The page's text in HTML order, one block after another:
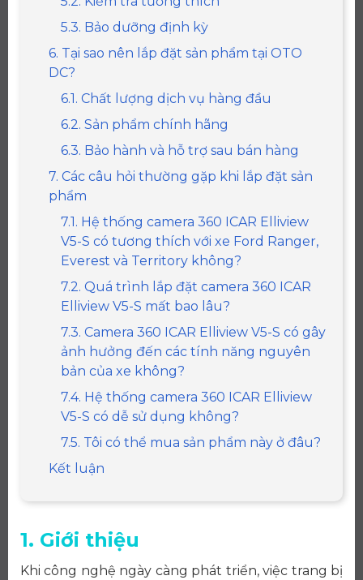
5.3. Bảo dưỡng định kỳ
6. Tại sao nên lắp đặt sản phẩm tại OTO
DC?
6.1. Chất lượng dịch vụ hàng đầu
6.2. Sản phẩm chính hãng
6.3. Bảo hành và hỗ trợ sau bán hàng
7. Các câu hỏi thường gặp khi lắp đặt sản
phẩm
7.1. Hệ thống camera 360 ICAR Elliview
V5-S có tương thích với xe Ford Ranger,
Everest và Territory không?
7.2. Quá trình lắp đặt camera 360 ICAR
Elliview V5-S mất bao lâu?
7.3. Camera 360 ICAR Elliview V5-S có gây
ảnh hưởng đến các tính năng nguyên
bản của xe không?
7.4. Hệ thống camera 360 ICAR Elliview
V5-S có dễ sử dụng không?
7.5. Tôi có thể mua sản phẩm này ở đâu?
Kết luận
1. Giới thiệu
Khi công nghệ ngày càng phát triển, việc trang bị